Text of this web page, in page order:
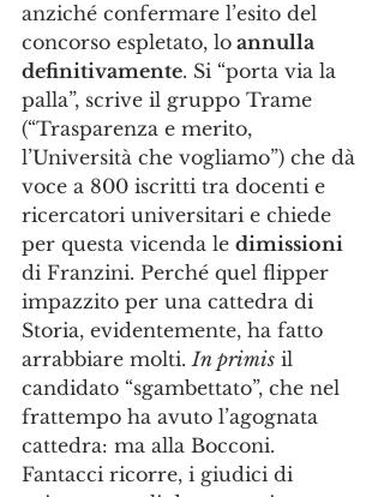
anziché confermare l’esito del
concorso espletato, lo annulla
definitivamente. Si “porta via la
palla”, scrive il gruppo Trame
(“Trasparenza e merito,
l’Università che vogliamo”) che dà
voce a 800 iscritti tra docenti e
ricercatori universitari e chiede
per questa vicenda le dimissioni
di Franzini. Perché quel flipper
impazzito per una cattedra di
Storia, evidentemente, ha fatto
arrabbiare molti. In primis il
candidato “sgambettato”, che nel
frattempo ha avuto l’agognata
cattedra: ma alla Bocconi.
Fantacci ricorre, i giudici di